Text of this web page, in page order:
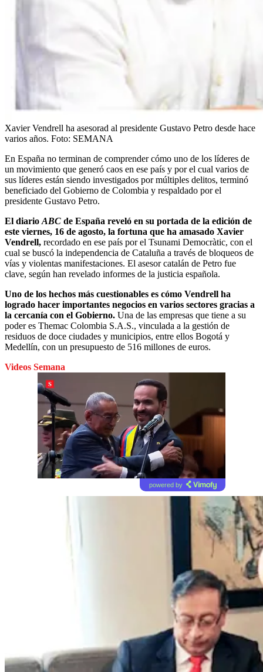
Xavier Vendrell ha asesorad al presidente Gustavo Petro desde hace
varios años. Foto: SEMANA
En España no terminan de comprender cómo uno de los líderes de
un movimiento que generó caos en ese país y por el cual varios de
sus líderes están siendo investigados por múltiples delitos, terminó
beneficiado del Gobierno de Colombia y respaldado por el
presidente Gustavo Petro.
El diario ABC de España reveló en su portada de la edición de
este viernes, 16 de agosto, la fortuna que ha amasado Xavier
Vendrell, recordado en ese país por el Tsunami Democràtic, con el
cual se buscó la independencia de Cataluña a través de bloqueos de
vías y violentas manifestaciones. El asesor catalán de Petro fue
clave, según han revelado informes de la justicia española.
Uno de los hechos más cuestionables es cómo Vendrell ha
logrado hacer importantes negocios en varios sectores gracias a
la cercanía con el Gobierno. Una de las empresas que tiene a su
poder es Themac Colombia S.A.S., vinculada a la gestión de
residuos de doce ciudades y municipios, entre ellos Bogotá y
Medellín, con un presupuesto de 516 millones de euros.
Videos Semana
powered by